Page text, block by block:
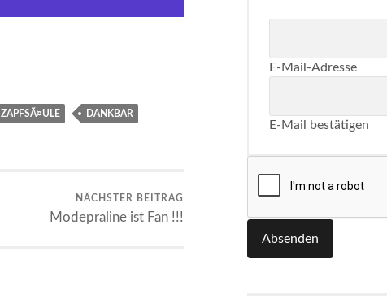
ZAPFSÃ¤ULE DANKBAR
NÄCHSTER BEITRAG
Modepraline ist Fan !!!
E-Mail-Adresse
E-Mail bestätigen
Absenden